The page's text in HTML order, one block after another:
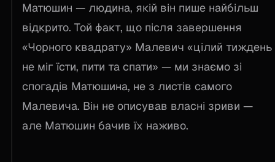
Матюшин — людина, якій він пише найбільш
відкрито. Той факт, що після завершення
«Чорного квадрату» Малевич «цілий тиждень
не міг їсти, пити та спати» — ми знаємо зі
спогадів Матюшина, не з листів самого
Малевича. Він не описував власні зриви —
але Матюшин бачив їх наживо.